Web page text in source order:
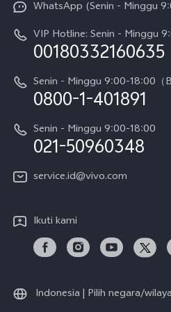
V70
V70 FE
Y05
X300 Pro
Gerai Terdekat
Pembaruan Sistem
Harga Spare Part
Otentikasi IMEI
Kebijakan Garansi vivo
Layanan Perbaikan Antar Jemput
Unduh LUT untuk Memulihkan Log
Sejarah
Berita
Pemberitahuan Hukum
Tentang Kami
Pusat Privasi vivo
WhatsApp (Senin - Minggu
VIP Hotline: Senin - Minggu
00180332160635
Senin - Minggu 9:00-18:00（
0800-1-401891
Senin - Minggu 9:00-18:00
021-50960348
service.id@vivo.com
Ikuti kami
Indonesia | Pilih negara/